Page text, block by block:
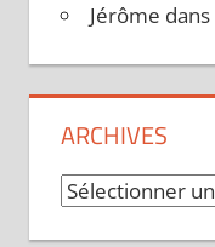
Jérôme dans
ARCHIVES
Archives